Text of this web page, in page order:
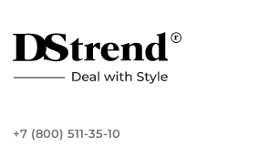
+7 (800) 511-35-10